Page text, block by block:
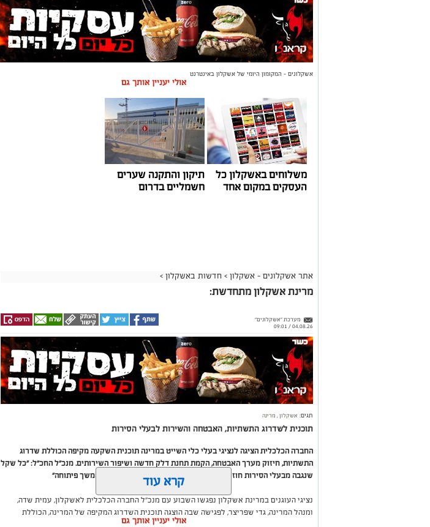
אשקלונים - המקומון היומי של אשקלון באינטרנט
אולי יעניין אותך גם
משלוחים באשקלון כל
העסקים במקום אחד
תיקון והתקנה שערים
חשמליים בדרום
אתר אשקלונים - אשקלון > חדשות באשקלון >
מרינת אשקלון מתחדשת:
מערכת "אשקלונים"
04.08.26 / 09:01
תגים: אשקלון, מרינה
תוכנית לשדרוג התשתיות, האבטחה והשירות לבעלי הסירות
החברה הכלכלית הציגה לנציגי בעלי כלי השייט במרינה תוכנית השקעה מקיפה הכוללת שדרוג
התשתיות, חיזוק מערך האבטחה, הקמת תחנת דלק חדשה ושיפור השירותים. מנכ"ל החכ"ל: "כל שקל
שנגבה מבעלי הסירות חוזר בחזרה אליהם באמצעות שיפור המרינה והמשך פיתוחה"
נציגי העוגנים במרינת אשקלון נפגשו השבוע עם מנכ"ל החברה הכלכלית לאשקלון, עמית שדה,
ומנהל המרינה, גדי שפריצר, לפגישה שבה הוצגה תוכנית השדרוג המקיפה של המרינה, הכוללת
השקעה בתשתיות, בביטחון, בשירותים ובפיתוח המקום לטובת ציבור בעלי הסירות.
קרא עוד
אולי יעניין אותך גם